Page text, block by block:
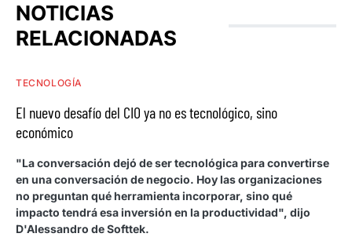
NOTICIAS
RELACIONADAS
TECNOLOGÍA
El nuevo desafío del CIO ya no es tecnológico, sino
económico
"La conversación dejó de ser tecnológica para convertirse
en una conversación de negocio. Hoy las organizaciones
no preguntan qué herramienta incorporar, sino qué
impacto tendrá esa inversión en la productividad", dijo
D'Alessandro de Softtek.